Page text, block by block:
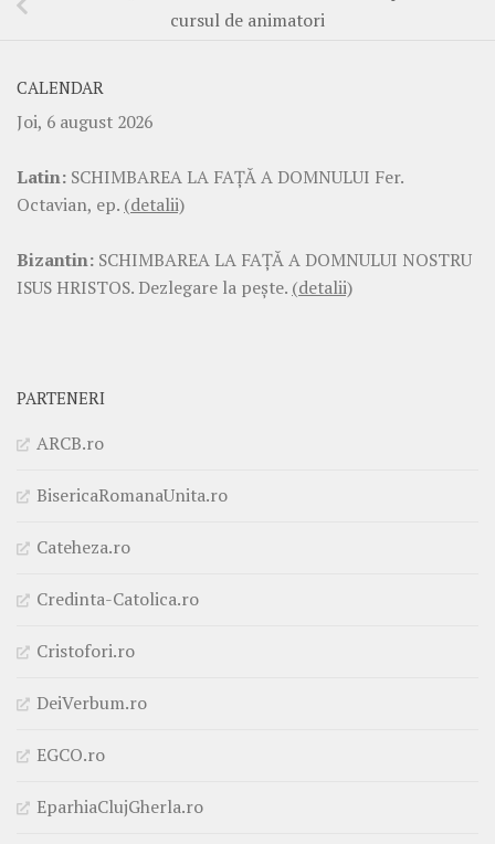
cursul de animatori
CALENDAR
Joi, 6 august 2026
Latin: SCHIMBAREA LA FAŢĂ A DOMNULUI Fer.
Octavian, ep. (detalii)
Bizantin: SCHIMBAREA LA FAŢĂ A DOMNULUI NOSTRU
ISUS HRISTOS. Dezlegare la pește. (detalii)
PARTENERI
ARCB.ro
BisericaRomanaUnita.ro
Cateheza.ro
Credinta-Catolica.ro
Cristofori.ro
DeiVerbum.ro
EGCO.ro
EparhiaClujGherla.ro